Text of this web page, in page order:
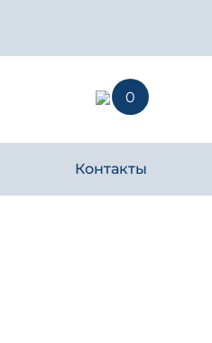
0
Контакты